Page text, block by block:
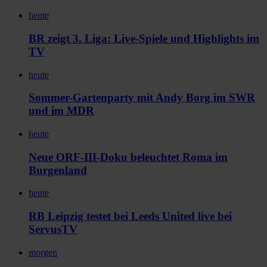
heute
BR zeigt 3. Liga: Live-Spiele und Highlights im
TV
heute
Sommer-Gartenparty mit Andy Borg im SWR
und im MDR
heute
Neue ORF-III-Doku beleuchtet Roma im
Burgenland
heute
RB Leipzig testet bei Leeds United live bei
ServusTV
morgen